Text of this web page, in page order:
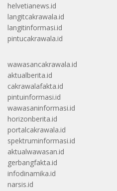
helvetianews.id
langitcakrawala.id
langitinformasi.id
pintucakrawala.id
wawasancakrawala.id
aktualberita.id
cakrawalafakta.id
pintuinformasi.id
wawasaninformasi.id
horizonberita.id
portalcakrawala.id
spektruminformasi.id
aktualwawasan.id
gerbangfakta.id
infodinamika.id
narsis.id